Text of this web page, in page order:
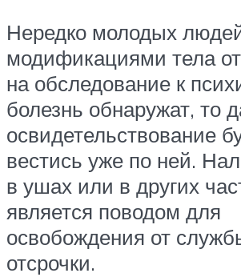
Нередко молодых
модификациями тела
на обследование к
болезнь обнаружат, то
освидетельствование
вестись уже по ней.
в ушах или в других
является поводом для
освобождения от
отсрочки.